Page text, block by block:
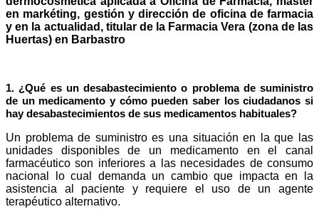
en markéting, gestión y dirección de oficina de farmacia
y en la actualidad, titular de la Farmacia Vera (zona de las
Huertas) en Barbastro
1. ¿Qué es un desabastecimiento o problema de suministro
de un medicamento y cómo pueden saber los ciudadanos si
hay desabastecimientos de sus medicamentos habituales?
Un problema de suministro es una situación en la que las
unidades disponibles de un medicamento en el canal
farmacéutico son inferiores a las necesidades de consumo
nacional lo cual demanda un cambio que impacta en la
asistencia al paciente y requiere el uso de un agente
terapéutico alternativo.